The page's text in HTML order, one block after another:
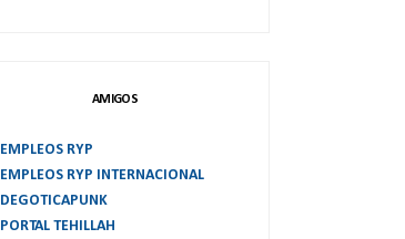
AMIGOS
EMPLEOS RYP
EMPLEOS RYP INTERNACIONAL
DEGOTICAPUNK
PORTAL TEHILLAH